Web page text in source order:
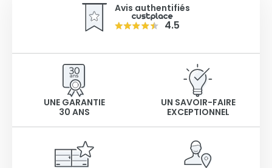
Avis authentifiés
4.5
UNE GARANTIE
30 ANS
UN SAVOIR-FAIRE
EXCEPTIONNEL